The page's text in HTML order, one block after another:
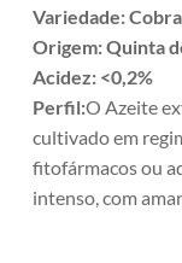
Variedade:
Origem: Quinta
Acidez: <0,2%
Perfil:O Azeite
cultivado em
fitofármacos ou
intenso, com